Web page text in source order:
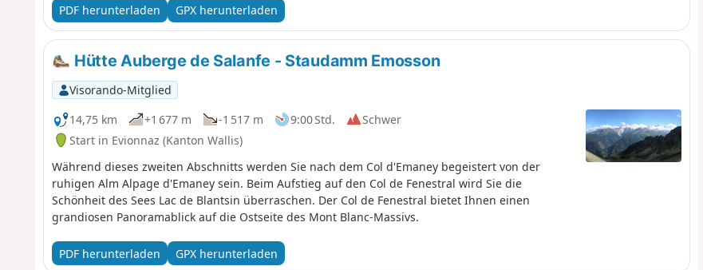
PDF herunterladen
GPX herunterladen
Hütte Auberge de Salanfe - Staudamm Emosson
Visorando-Mitglied
14,75 km
+1 677 m -1 517 m 9:00 Std.
Schwer
Start in Evionnaz (Kanton Wallis)
Während dieses zweiten Abschnitts werden Sie nach dem Col d'Emaney begeistert von der
ruhigen Alm Alpage d'Emaney sein. Beim Aufstieg auf den Col de Fenestral wird Sie die
Schönheit des Sees Lac de Blantsin überraschen. Der Col de Fenestral bietet Ihnen einen
grandiosen Panoramablick auf die Ostseite des Mont Blanc-Massivs.
PDF herunterladen GPX herunterladen